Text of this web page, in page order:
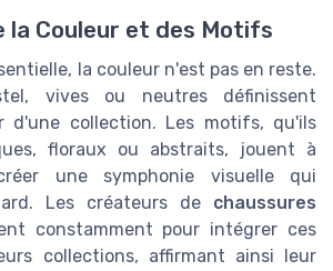
la Couleur et des Motifs
la couleur n'est pas en reste.
vives ou neutres définissent
d'une collection. Les motifs, qu'ils
floraux ou abstraits, jouent à
une symphonie visuelle qui
Les créateurs de chaussures
constamment pour intégrer ces
collections, affirmant ainsi leur